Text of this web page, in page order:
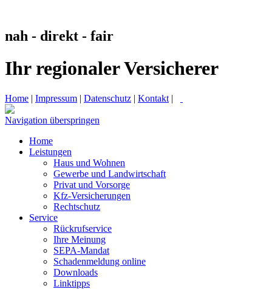
nah - direkt - fair
Ihr regionaler Versicherer
Home | Impressum | Datenschutz | Kontakt |
Navigation überspringen
Home
Leistungen
Haus und Wohnen
Gewerbe und Landwirtschaft
Privat und Vorsorge
Kfz-Versicherungen
Rechtschutz
Service
Rückrufservice
Ihre Meinung
SEPA-Mandat
Schadenmeldung online
Downloads
Linktipps